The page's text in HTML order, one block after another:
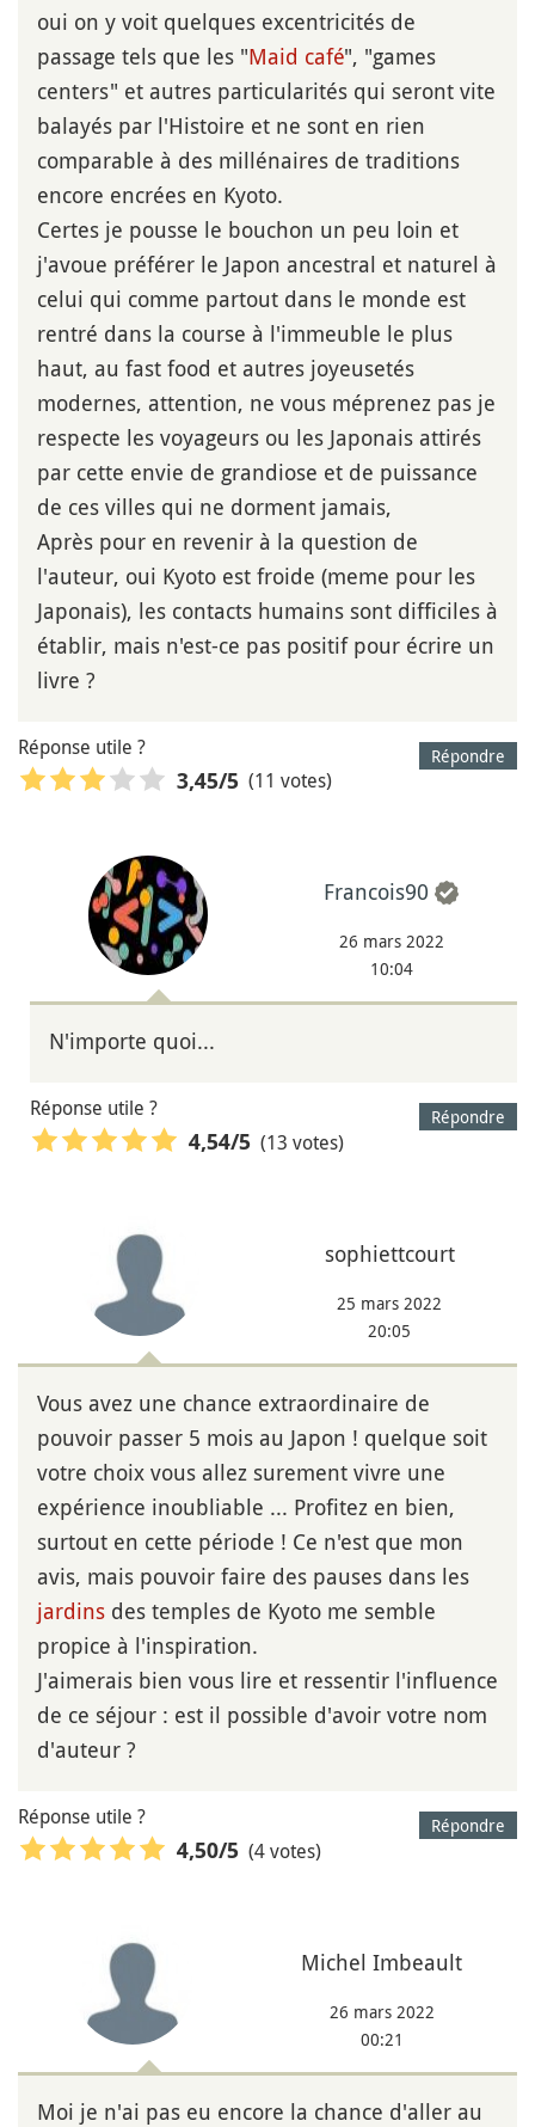
oui on y voit quelques excentricités de
passage tels que les "Maid café", "games
centers" et autres particularités qui seront vite
balayés par l'Histoire et ne sont en rien
comparable à des millénaires de traditions
encore encrées en Kyoto.
Certes je pousse le bouchon un peu loin et
j'avoue préférer le Japon ancestral et naturel à
celui qui comme partout dans le monde est
rentré dans la course à l'immeuble le plus
haut, au fast food et autres joyeusetés
modernes, attention, ne vous méprenez pas je
respecte les voyageurs ou les Japonais attirés
par cette envie de grandiose et de puissance
de ces villes qui ne dorment jamais,
Après pour en revenir à la question de
l'auteur, oui Kyoto est froide (meme pour les
Japonais), les contacts humains sont difficiles à
établir, mais n'est-ce pas positif pour écrire un
livre ?
Répondre
Réponse utile ?
3,45/5 (11 votes)
Francois90
26 mars 2022
10:04
N'importe quoi...
Répondre
Réponse utile ?
4,54/5 (13 votes)
sophiettcourt
25 mars 2022
20:05
Vous avez une chance extraordinaire de
pouvoir passer 5 mois au Japon ! quelque soit
votre choix vous allez surement vivre une
expérience inoubliable ... Profitez en bien,
surtout en cette période ! Ce n'est que mon
avis, mais pouvoir faire des pauses dans les
jardins des temples de Kyoto me semble
propice à l'inspiration.
J'aimerais bien vous lire et ressentir l'influence
de ce séjour : est il possible d'avoir votre nom
d'auteur ?
Répondre
Réponse utile ?
4,50/5 (4 votes)
Michel Imbeault
26 mars 2022
00:21
Moi je n'ai pas eu encore la chance d'aller au